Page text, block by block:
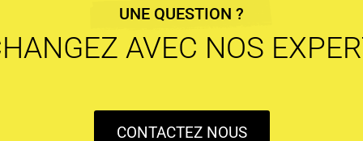
UNE QUESTION ?
AVEC NOS
CONTACTEZ NOUS